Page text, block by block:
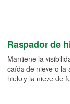
Raspador de
Mantiene la
caída de nieve o la
hielo y la nieve de